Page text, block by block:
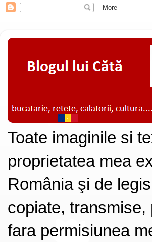
Toate imaginile si
proprietatea mea
România şi de
copiate,
fara permisiunea